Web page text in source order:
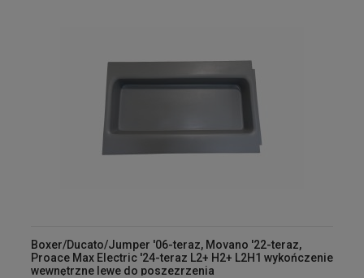
Boxer/Ducato/Jumper '06-teraz, Movano '22-teraz,
Proace Max Electric '24-teraz L2+ H2+ L2H1 wykończenie
wewnętrzne lewe do poszezrzenia